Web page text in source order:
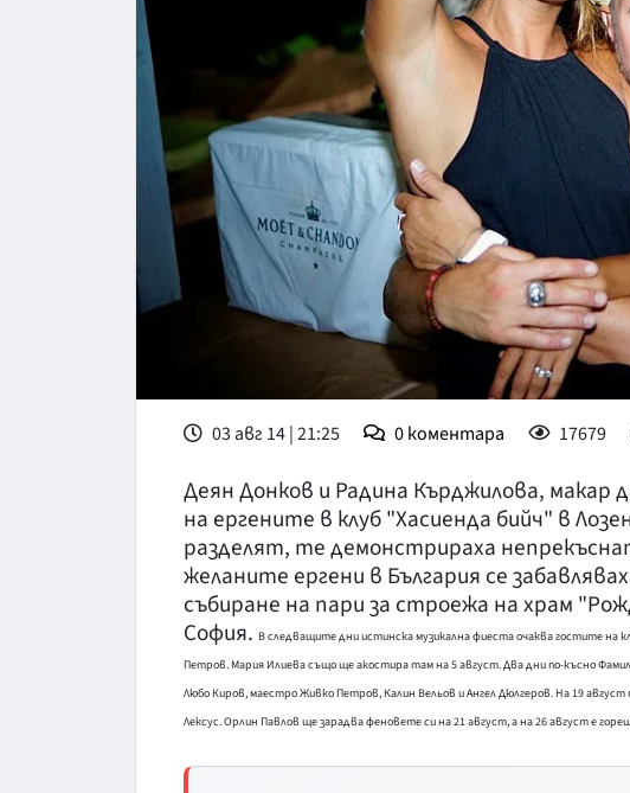
03 авг 14 | 21:25 0коментара 17679
Деян Донков и Радина Кърджилова,
на ергените в клуб "Хасиенда бийч" в
разделят, те демонстрираха
желаните ергени в България се
събиране на пари за строежа на храм
София. В следващите дни истинска музикална фиеста очаква гостите на
Петров. Мария Илиева също ще акостира там на 5 август. Два дни по-късно
Любо Киров, маестро Живко Петров, Калин Вельов и Ангел Дюлгеров. На 19
Лексус. Орлин Павлов ще зарадва феновете си на 21 август, а на 26 август е